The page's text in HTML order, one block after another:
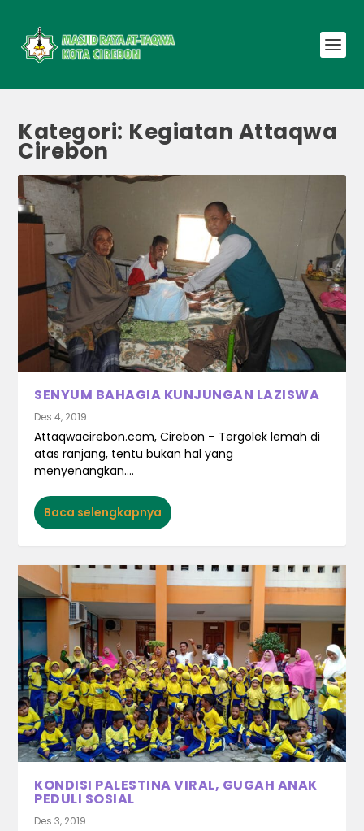
Kategori: Kegiatan Attaqwa
Cirebon
SENYUM BAHAGIA KUNJUNGAN LAZISWA
Des 4, 2019
Attaqwacirebon.com, Cirebon – Tergolek lemah di
atas ranjang, tentu bukan hal yang
menyenangkan....
Baca selengkapnya
KONDISI PALESTINA VIRAL, GUGAH ANAK
PEDULI SOSIAL
Des 3, 2019